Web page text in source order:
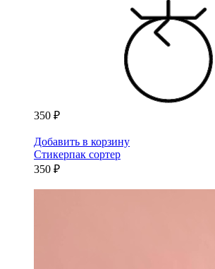
350 ₽
Добавить в корзину
Стикерпак сортер
350 ₽